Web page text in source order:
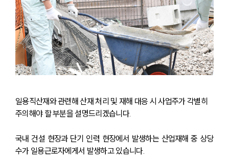
일용직산재와 관련해 산재 처리 및 재해 대응 시 사업주가 각별히
주의해야 할 부분을 설명드리겠습니다.
국내 건설 현장과 단기 인력 현장에서 발생하는 산업재해 중 상당
수가 일용근로자에게서 발생하고 있습니다.